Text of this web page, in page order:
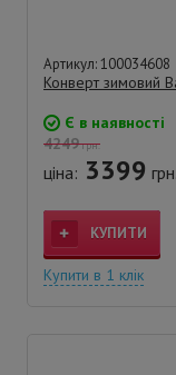
Артикул: 100034608
Конверт зимовий
Є в наявності
4249грн.
ціна: 3399 грн.
КУПИТИ
Купити в 1 клік